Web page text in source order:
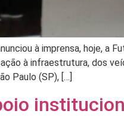
à imprensa, hoje, a
à infraestrutura, dos
Paulo (SP), […]